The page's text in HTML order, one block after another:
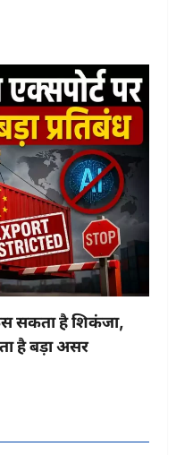
सकता है शिकंजा,
है बड़ा असर